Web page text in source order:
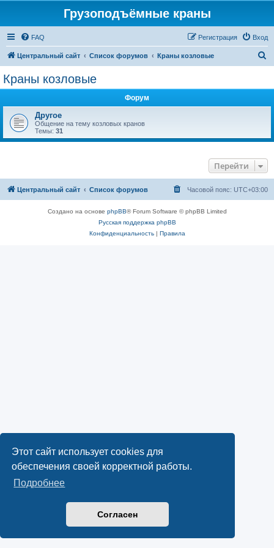
Этот сайт использует cookies для
обеспечения своей корректной работы.
Подробнее
Согласен
Грузоподъёмные краны
FAQ Вход
Регистрация
Центральный сайт Список форумов Краны козловые
Краны козловые
Форум
Другое
Общение на тему козловых кранов
Темы: 31
Перейти
Центральный сайт Список форумов Часовой пояс: UTC+03:00
Создано на основе phpBB® Forum Software © phpBB Limited
Русская поддержка phpBB
Конфиденциальность| Правила